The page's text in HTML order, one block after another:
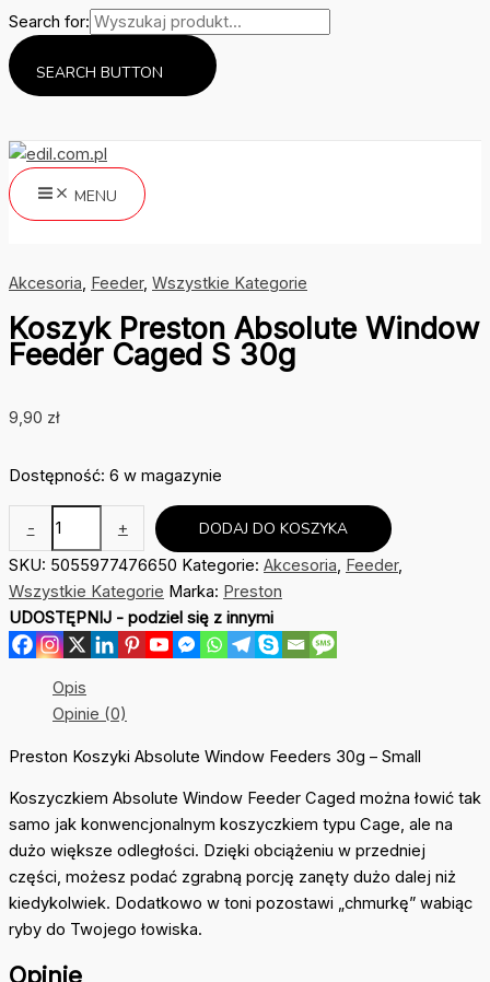
Search for:
SEARCH BUTTON
treści
MENU
Akcesoria, Feeder, Wszystkie Kategorie
Koszyk Preston Absolute Window
Feeder Caged S 30g
9,90 zł
Dostępność: 6 w magazynie
-
Preston
Absolute
Window
Feeder
+ DODAJ DO KOSZYKA
SKU: 5055977476650 Kategorie: Akcesoria, Feeder,
Wszystkie Kategorie Marka: Preston
UDOSTĘPNIJ - podziel się z innymi
Opis
Opinie (0)
Preston Koszyki Absolute Window Feeders 30g – Small
Koszyczkiem Absolute Window Feeder Caged można łowić tak
samo jak konwencjonalnym koszyczkiem typu Cage, ale na
dużo większe odległości. Dzięki obciążeniu w przedniej
części, możesz podać zgrabną porcję zanęty dużo dalej niż
kiedykolwiek. Dodatkowo w toni pozostawi „chmurkę” wabiąc
ryby do Twojego łowiska.
Opinie